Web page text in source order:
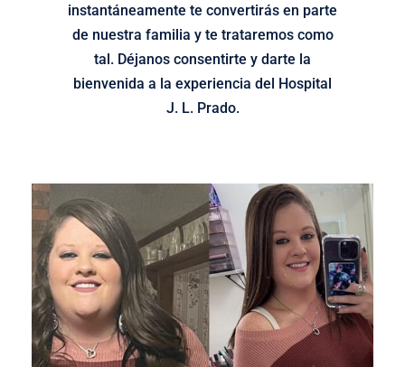
instantáneamente te convertirás en parte
de nuestra familia y te trataremos como
tal. Déjanos consentirte y darte la
bienvenida a la experiencia del Hospital
J. L. Prado.